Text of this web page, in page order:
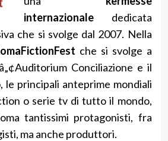
internazionale dedicata
che si svolge dal 2007. Nella
che si svolge a
Conciliazione e il
le principali anteprime mondiali
o serie tv di tutto il mondo,
tantissimi protagonisti, fra
ma anche produttori.